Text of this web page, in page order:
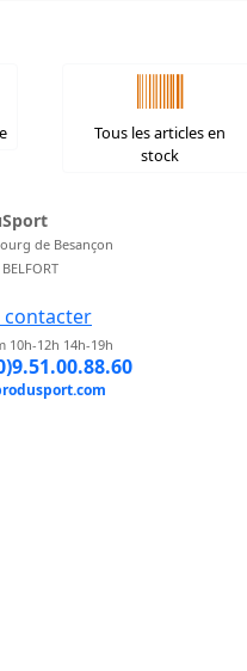
Tous les articles en
stock
de Besançon
contacter
10h-12h 14h-19h